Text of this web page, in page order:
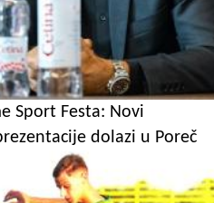
Sport Festa: Novi
dolazi u Poreč